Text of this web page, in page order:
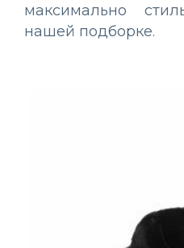
максимально
нашей подборке.